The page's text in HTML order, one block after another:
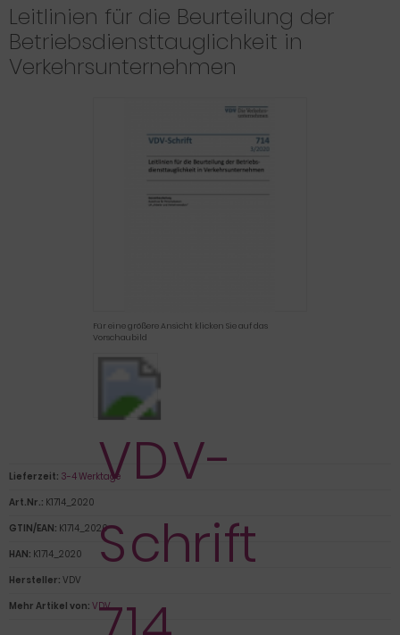
Leitlinien für die Beurteilung der
Betriebsdiensttauglichkeit in
Verkehrsunternehmen
Für eine größere Ansicht klicken Sie auf das
Vorschaubild
Lieferzeit: 3-4 Werktage
Art.Nr.: K1714_2020
GTIN/EAN: K1714_2020
HAN: K1714_2020
Hersteller: VDV
Mehr Artikel von: VDV